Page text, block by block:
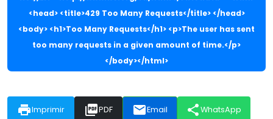
<head> <title>429 Too Many Requests</title> </head>
<body> <h1>Too Many Requests</h1> <p>The user has sent
too many requests in a given amount of time.</p>
</body></html>
printImprimir picture_as_pdfPDF emailEmail shareWhatsApp